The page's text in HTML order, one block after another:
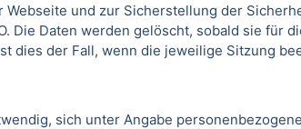
Webseite und zur Sicherstellung der
Die Daten werden gelöscht, sobald sie
dies der Fall, wenn die jeweilige Sitzung
sich unter Angabe